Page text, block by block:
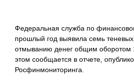
Федеральная служба по
прошлый год выявила семь
отмыванию денег общим оборотом
этом сообщается в отчете,
Росфинмониторинга.